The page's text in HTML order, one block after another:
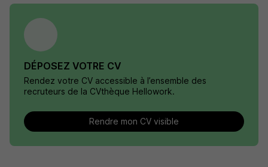
DÉPOSEZ VOTRE CV
Rendez votre CV accessible à l’ensemble des
recruteurs de la CVthèque Hellowork.
Rendre mon CV visible